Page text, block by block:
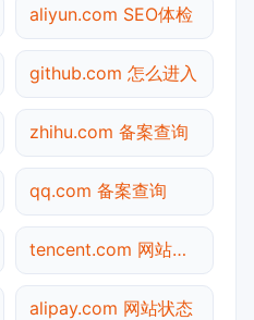
aliyun.com SEO体检
github.com 怎么进入
zhihu.com 备案查询
qq.com 备案查询
tencent.com 网站状态
alipay.com 网站状态